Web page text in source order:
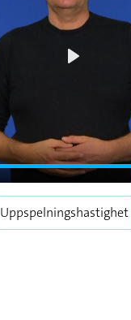
Uppspelningshastighet